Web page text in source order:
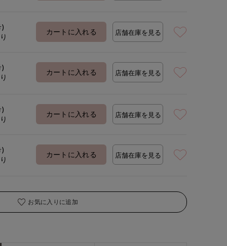
用サイズ:09(M)
カートに入れる 店舗在庫を見る
)
カートに入れる 店舗在庫を見る
カートに入れる 店舗在庫を見る
)
カートに入れる 店舗在庫を見る
お気に入りに追加